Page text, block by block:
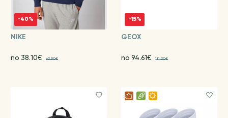
-40%
NIKE
no 38.10€ 63.50€
-15%
GEOX
no 94.61€ 111.30€